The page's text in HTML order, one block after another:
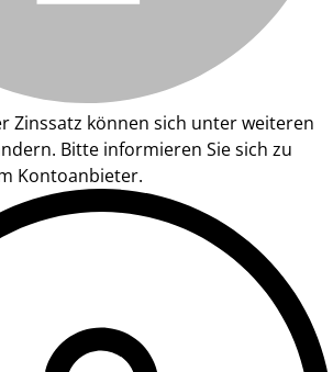
Zinssatz können sich unter weiteren
Bitte informieren Sie sich zu
Kontoanbieter.